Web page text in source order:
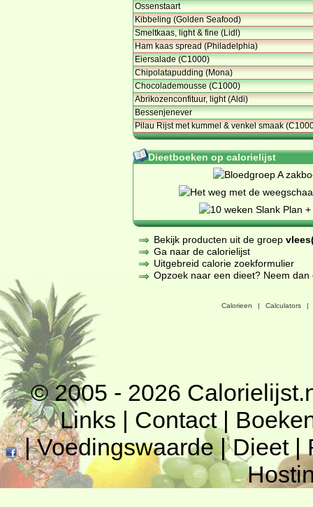
Ossenstaart
Kibbeling (Golden Seafood)
Smeltkaas, light & fine (Lidl)
Ham kaas spread (Philadelphia)
Eiersalade (C1000)
Chipolatapudding (Mona)
Chocolademousse (C1000)
Abrikozenconfituur, light (Aldi)
Bessenjenever
Pilau Rijst met kummel & venkel smaak
Dieetboeken op calorielijst
Bekijk producten uit de groep
Ga naar de calorielijst
Uitgebreid calorie zoekformulier
Opzoek naar een dieet? Neem
Calorieen | Calculators |
© 2005 - 2026
Links | Contact|
|Voedingswaarde|Dieet|